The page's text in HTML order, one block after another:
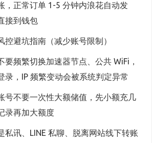
，正常订单 1-5 分钟内浪花自动发
接到钱包
控避坑指南（减少账号限制）
要频繁切换加速器节点、公共 WiFi，
录，IP 频繁变动会被系统判定异常
号不要一次性大额储值，先小额充几
录再加大额度
私讯、LINE 私聊、脱离网站线下转账